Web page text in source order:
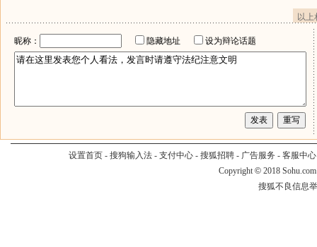
以
昵称： 隐藏地址 设为辩论话题
设置首页- 搜狗输入法- 支付中心- 搜狐招聘- 广告服务 - 客服中心
Copyright © 2018
搜狐不良信息